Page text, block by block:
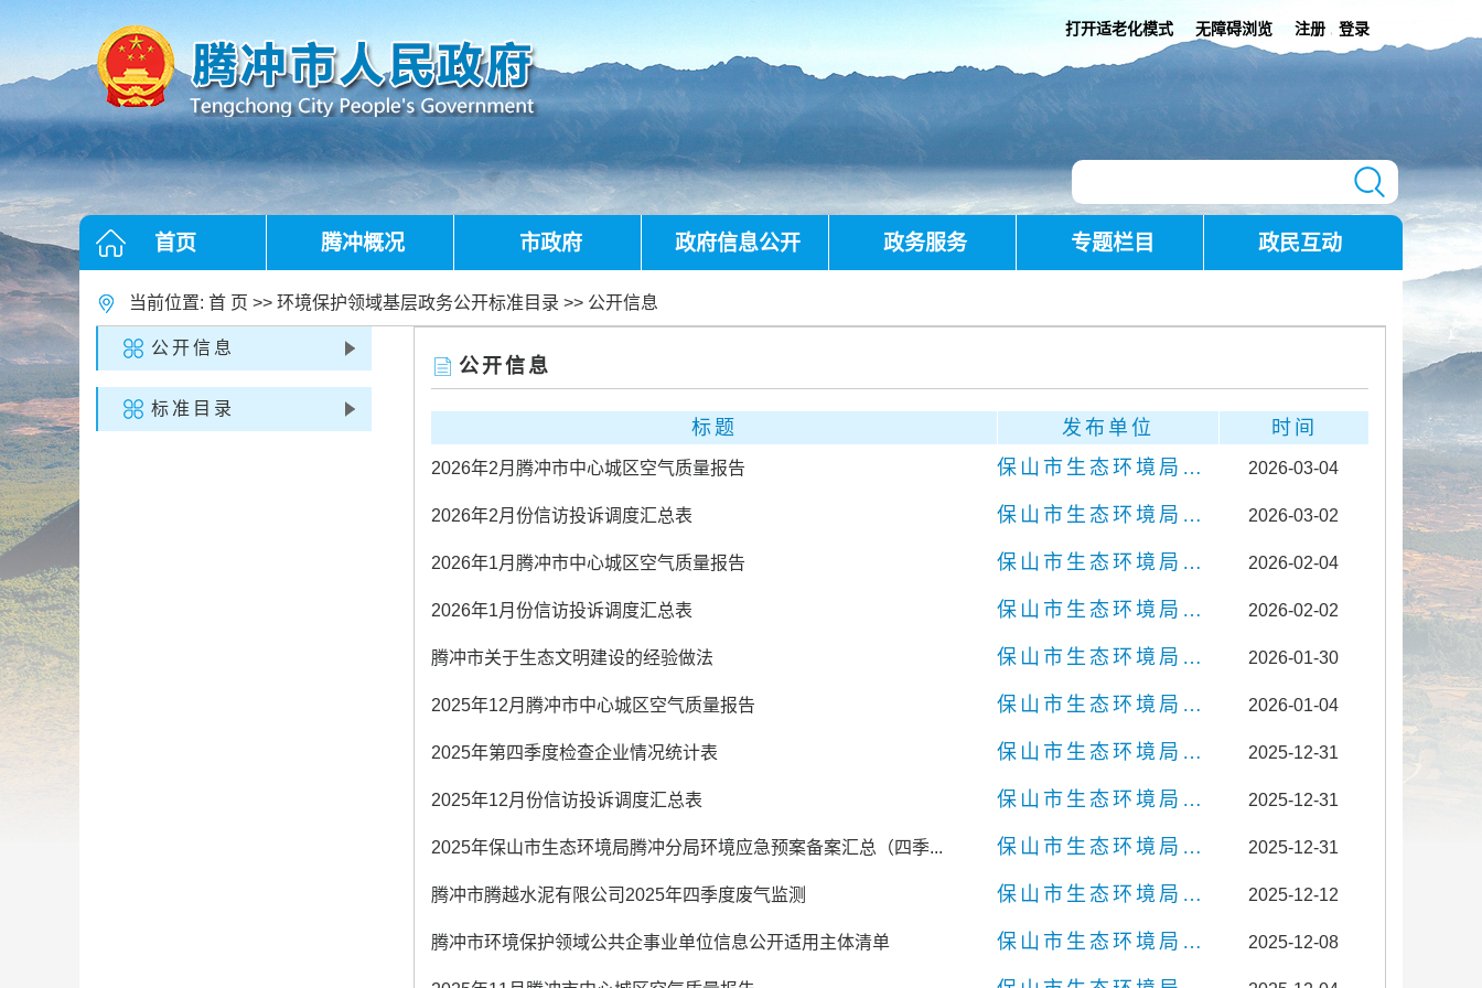
打开适老化模式 无障碍浏览 注册 登录
首页 腾冲概况 市政府 政府信息公开 政务服务 专题栏目 政民互动
当前位置: 首 页 >> 环境保护领域基层政务公开标准目录 >> 公开信息
公开信息
标题 发布单位 时间
2026年2月腾冲市中心城区空气质量报告 保山市生态环境局腾冲分局 2026-03-04
2026年2月份信访投诉调度汇总表 保山市生态环境局腾冲分局 2026-03-02
2026年1月腾冲市中心城区空气质量报告 保山市生态环境局腾冲分局 2026-02-04
2026年1月份信访投诉调度汇总表 保山市生态环境局腾冲分局 2026-02-02
腾冲市关于生态文明建设的经验做法 保山市生态环境局腾冲分局 2026-01-30
2025年12月腾冲市中心城区空气质量报告 保山市生态环境局腾冲分局 2026-01-04
2025年第四季度检查企业情况统计表 保山市生态环境局腾冲分局 2025-12-31
2025年12月份信访投诉调度汇总表 保山市生态环境局腾冲分局 2025-12-31
2025年保山市生态环境局腾冲分局环境应急预案备案汇总（四季... 保山市生态环境局腾冲分局 2025-12-31
腾冲市腾越水泥有限公司2025年四季度废气监测 保山市生态环境局腾冲分局 2025-12-12
腾冲市环境保护领域公共企事业单位信息公开适用主体清单 保山市生态环境局腾冲分局 2025-12-08
公开信息
标准目录